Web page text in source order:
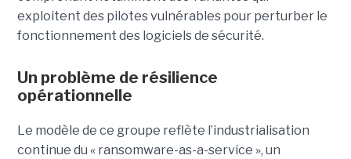
exploitent des pilotes vulnérables pour perturber le
fonctionnement des logiciels de sécurité.
Un problème de résilience
opérationnelle
Le modèle de ce groupe reflète l’industrialisation
continue du « ransomware-as-a-service », un